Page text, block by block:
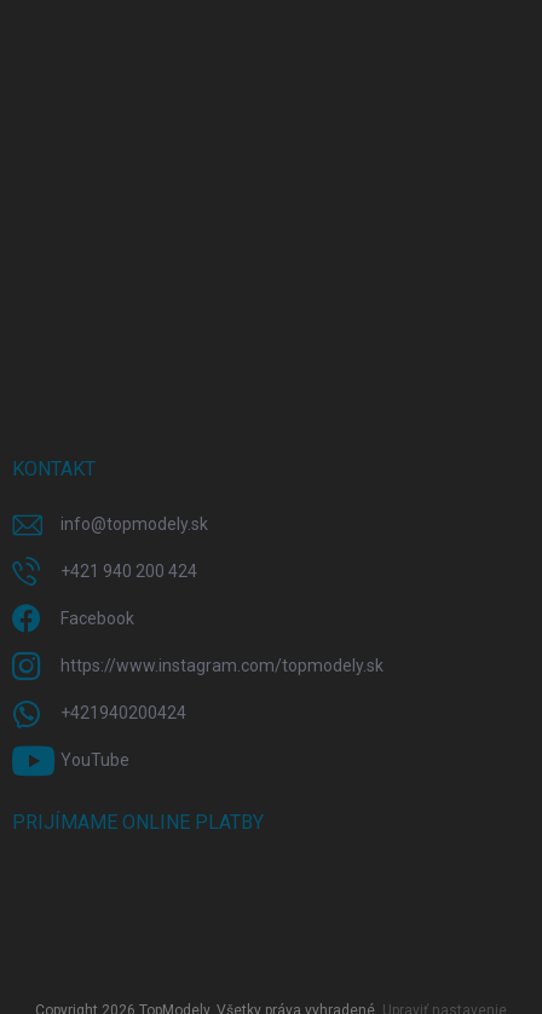
KONTAKT
info@topmodely.sk
+421 940 200 424
Facebook
https://www.instagram.com/topmodely.sk
+421940200424
YouTube
PRIJÍMAME ONLINE PLATBY